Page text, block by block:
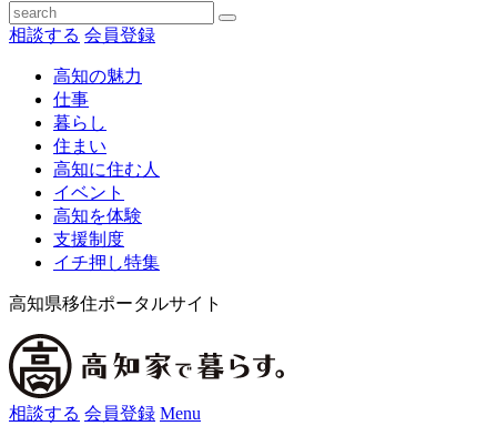
相談する 会員登録
高知の魅力
仕事
暮らし
住まい
高知に住む人
イベント
高知を体験
支援制度
イチ押し特集
高知県移住ポータルサイト
相談する 会員登録 Menu